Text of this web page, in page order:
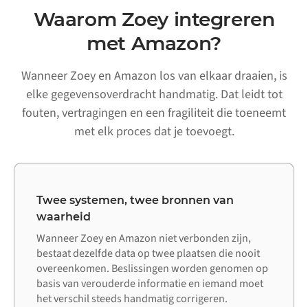
Waarom Zoey integreren
met Amazon?
Wanneer Zoey en Amazon los van elkaar draaien, is
elke gegevensoverdracht handmatig. Dat leidt tot
fouten, vertragingen en een fragiliteit die toeneemt
met elk proces dat je toevoegt.
Twee systemen, twee bronnen van
waarheid
Wanneer Zoey en Amazon niet verbonden zijn,
bestaat dezelfde data op twee plaatsen die nooit
overeenkomen. Beslissingen worden genomen op
basis van verouderde informatie en iemand moet
het verschil steeds handmatig corrigeren.